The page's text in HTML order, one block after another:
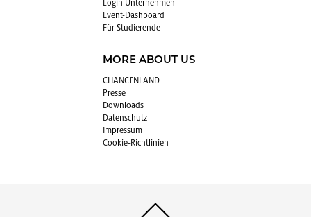
Login Un­ter­neh­men
Event-Da­sh­board
Für Stu­die­ren­de
MORE ABOUT US
CHAN­CEN­LAND
Pres­se
Down­loads
Da­ten­schutz
Im­pres­sum
Coo­kie-Richt­li­ni­en